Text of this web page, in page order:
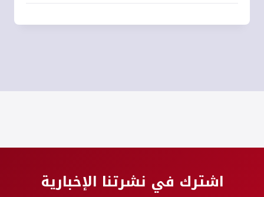
اشترك في نشرتنا الإخبارية